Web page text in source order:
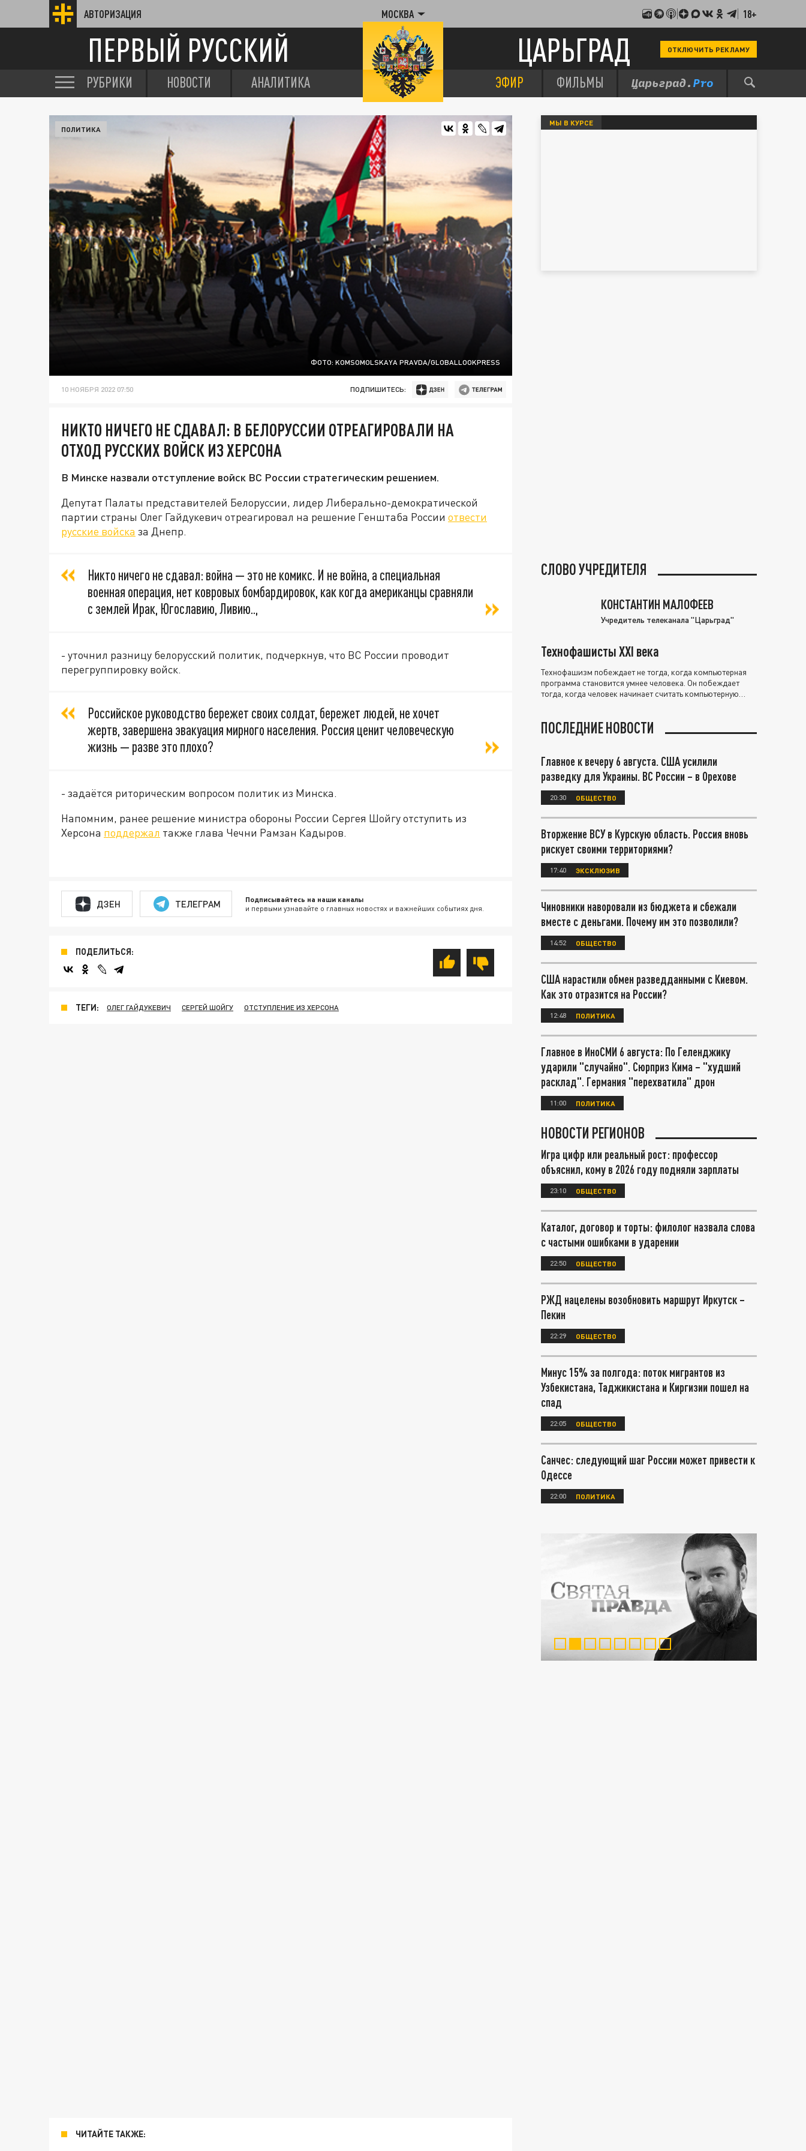
АВТОРИЗАЦИЯ МОСКВА 18+
ПЕРВЫЙ РУССКИЙ ЦАРЬГРАД ОТКЛЮЧИТЬ РЕКЛАМУ
РУБРИКИ НОВОСТИ АНАЛИТИКА ЭФИР ФИЛЬМЫ
ФОТО: KOMSOMOLSKAYA PRAVDA/GLOBALLOOKPRESS
ПОЛИТИКА
10 НОЯБРЯ 2022 07:50 ПОДПИШИТЕСЬ:
НИКТО НИЧЕГО НЕ СДАВАЛ: В БЕЛОРУССИИ ОТРЕАГИРОВАЛИ НА
ОТХОД РУССКИХ ВОЙСК ИЗ ХЕРСОНА
В Минске назвали отступление войск ВС России стратегическим решением.
Депутат Палаты представителей Белоруссии, лидер Либерально-демократической
партии страны Олег Гайдукевич отреагировал на решение Генштаба России отвести
русские войска за Днепр.
Никто ничего не сдавал: война — это не комикс. И не война, а специальная
военная операция, нет ковровых бомбардировок, как когда американцы сравняли
с землей Ирак, Югославию, Ливию..,
- уточнил разницу белорусский политик, подчеркнув, что ВС России проводит
перегруппировку войск.
Российское руководство бережет своих солдат, бережет людей, не хочет
жертв, завершена эвакуация мирного населения. Россия ценит человеческую
жизнь — разве это плохо?
- задаётся риторическим вопросом политик из Минска.
Напомним, ранее решение министра обороны России Сергея Шойгу отступить из
Херсона поддержал также глава Чечни Рамзан Кадыров.
ДЗЕН ТЕЛЕГРАМ Подписывайтесь на наши каналы
и первыми узнавайте о главных новостях и важнейших событиях дня.
ПОДЕЛИТЬСЯ:
ТЕГИ: ОЛЕГ ГАЙДУКЕВИЧ СЕРГЕЙ ШОЙГУ ОТСТУПЛЕНИЕ ИЗ ХЕРСОНА
ЧИТАЙТЕ ТАКЖЕ:
МЫ В КУРСЕ
СЛОВО УЧРЕДИТЕЛЯ
КОНСТАНТИН МАЛОФЕЕВ
Учредитель телеканала "Царьград"
Технофашисты XXI века
Технофашизм побеждает не тогда, когда компьютерная
программа становится умнее человека. Он побеждает
тогда, когда человек начинает считать компьютерную
ПОСЛЕДНИЕ НОВОСТИ
Главное к вечеру 6 августа. США усилили
разведку для Украины. ВС России – в Орехове
20:30 ОБЩЕСТВО
Вторжение ВСУ в Курскую область. Россия вновь
рискует своими территориями?
17:40 ЭКСКЛЮЗИВ
Чиновники наворовали из бюджета и сбежали
вместе с деньгами. Почему им это позволили?
14:52 ОБЩЕСТВО
США нарастили обмен разведданными с Киевом.
Как это отразится на России?
12:48 ПОЛИТИКА
Главное в ИноСМИ 6 августа: По Геленджику
ударили "случайно". Сюрприз Кима – "худший
расклад". Германия "перехватила" дрон
11:00 ПОЛИТИКА
НОВОСТИ РЕГИОНОВ
Игра цифр или реальный рост: профессор
объяснил, кому в 2026 году подняли зарплаты
23:10 ОБЩЕСТВО
Каталог, договор и торты: филолог назвала слова
с частыми ошибками в ударении
22:50 ОБЩЕСТВО
РЖД нацелены возобновить маршрут Иркутск –
Пекин
22:29 ОБЩЕСТВО
Минус 15% за полгода: поток мигрантов из
Узбекистана, Таджикистана и Киргизии пошел на
спад
22:05 ОБЩЕСТВО
Санчес: следующий шаг России может привести к
Одессе
22:00 ПОЛИТИКА